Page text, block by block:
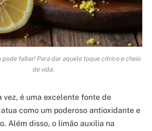
pode faltar! Para dar aquele toque cítrico e cheio
de vida.
vez, é uma excelente fonte de
como um poderoso antioxidante e
Além disso, o limão auxilia na